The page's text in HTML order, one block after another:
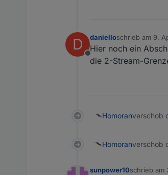
D
Offline
danielloschrieb am 9.
zuletzt editiert
Hier noch ein
die 2-Stream-
Homoranverschob
Homoranverschob
sunpower10schrieb am